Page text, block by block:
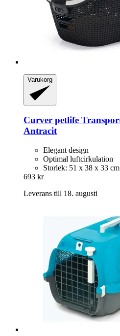
Varukorg
Curver petlife
Antracit
Elegant design
Optimal luftcirkulation
Storlek: 51 x 38 x 33 cm
693 kr
Leverans till 18. augusti